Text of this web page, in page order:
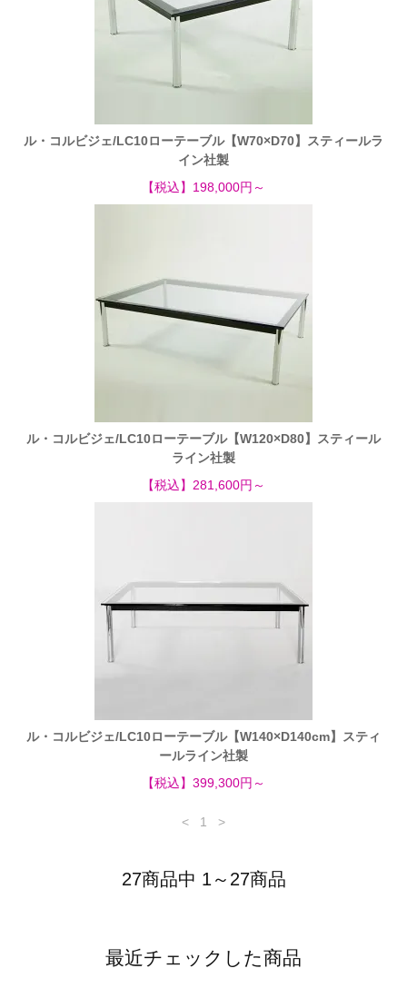
ル・コルビジェ/LC10ローテーブル【W70×D70】スティールラ
イン社製
【税込】198,000円～
ル・コルビジェ/LC10ローテーブル【W120×D80】スティール
ライン社製
【税込】281,600円～
ル・コルビジェ/LC10ローテーブル【W140×D140cm】スティ
ールライン社製
【税込】399,300円～
< 1 >
27商品中 1～27商品
最近チェックした商品